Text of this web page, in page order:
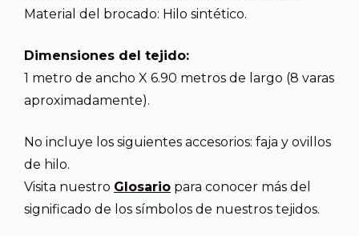
Material del brocado: Hilo sintético.
Dimensiones del tejido:
1 metro de ancho X 6.90 metros de largo (8 varas
aproximadamente).
No incluye los siguientes accesorios: faja y ovillos
de hilo.
Visita nuestro Glosario para conocer más del
significado de los símbolos de nuestros tejidos.